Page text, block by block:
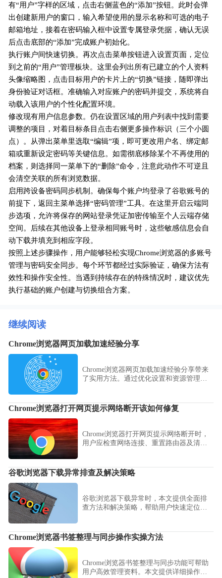
有“用户”字样的区域，点击右侧蓝色的“添加”按钮。此时会弹
出创建新用户的窗口，输入希望使用的显示名称和可选的电子
邮箱地址，接着在密码输入框中设置专属登录凭据，确认无误
后点击底部的“添加”完成账户初始化。
执行账户间快速切换。再次点击菜单按钮进入设置页面，定位
到之前的“用户”管理板块。这里会列出所有已建立的个人资料
头像缩略图，点击目标用户的卡片上的“切换”链接，随即弹出
身份验证对话框。准确输入对应账户的密码并提交，系统将自
动载入该用户的个性化配置环境。
修改现有用户信息参数。仍在设置区域的用户列表中找到需要
调整的项目，对着目标条目点击右侧更多操作标识（三个小圆
点）。从弹出菜单里选取“编辑”项，即可更改用户名、绑定邮
箱或重新设定密码等关键信息。如需彻底移除某个不再使用的
档案，则选择同一菜单下的“删除”命令，注意此动作不可逆且
会清空关联的所有浏览数据。
启用跨设备密码同步机制。确保每个账户均登录了谷歌账号的
前提下，返回主菜单选择“密码管理”工具。在这里开启云端同
步选项，允许将保存的网站登录凭证加密传输至个人云端存储
空间。后续在其他设备上登录相同账号时，这些敏感信息会自
动下载并填充到相应字段。
按照上述步骤操作，用户能够轻松实现Chrome浏览器的多账号
管理与密码安全同步。每个环节都经过实际验证，确保方法有
效性和操作安全性。当遇到持续存在的特殊情况时，建议优先
执行基础的账户创建与切换组合方案。
继续阅读
Chrome浏览器网页加载加速经验分享
Chrome浏览器网页加载加速经验分享带来
了实用方法。通过优化设置和资源管理，
Chrome浏览器打开网页提示网络断开该如何修复
Chrome浏览器打开网页提示网络断开时，
用户应检查网络连接、重置路由器及清理
谷歌浏览器下载异常排查及解决策略
谷歌浏览器下载异常时，本文提供全面排
查方法和解决策略，帮助用户快速定位问
Chrome浏览器书签整理与同步操作实操方法
Chrome浏览器书签整理与同步功能可帮助
用户高效管理资料。本文提供详细操作方